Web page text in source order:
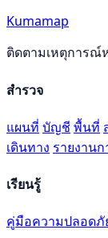
Kumamap
ติดตามเหตุการณ์
สำรวจ
แผนที่ บัญชี พื้นที่
เดินทาง รายงานก
เรียนรู้
คู่มือความปลอดภั